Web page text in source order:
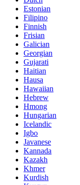
Estonian
Filipino
Finnish
Frisian
Galician
Georgian
Gujarati
Haitian
Hausa
Hawaiian
Hebrew
Hmong
Hungarian
Icelandic
Igbo
Javanese
Kannada
Kazakh
Khmer
Kurdish